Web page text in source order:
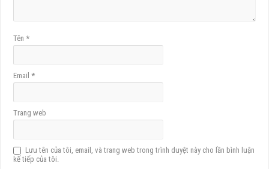
Tên*
Email*
Trang web
Lưu tên của tôi, email, và trang web trong trình duyệt này cho lần bình luận
kế tiếp của tôi.